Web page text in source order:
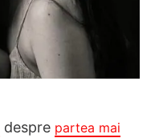
despre partea mai